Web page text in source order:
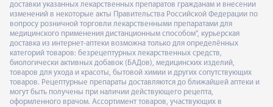
доставки указанных лекарственных препаратов гражданам и внесении
изменений в некоторые акты Правительства Российской Федерации по
вопросу розничной торговли лекарственными препаратами для
медицинского применения дистанционным способом", курьерская
доставка из интернет-аптеки возможна только для определённых
категорий товаров: безрецептурных лекарственных средств,
биологически активных добавок (БАДов), медицинских изделий,
товаров для ухода и красоты, бытовой химии и других сопутствующих
товаров. Рецептурные препараты доставляются до ближайшей аптеки и
могут быть получены при наличии действующего рецепта,
оформленного врачом. Ассортимент товаров, участвующих в